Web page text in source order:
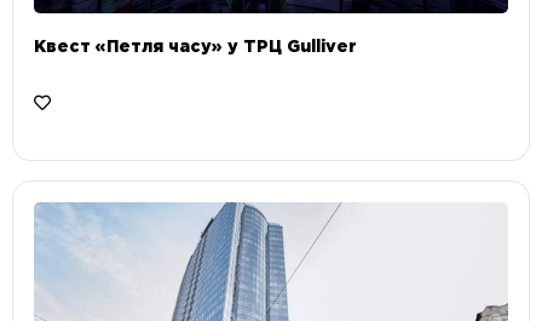
Квест «Петля часу» у ТРЦ Gulliver